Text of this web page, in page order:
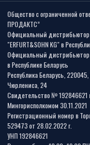
Общество с ограниченной
ПРОДАКТС”
Официальный
"ERFURT&SOHN KG" в
Официальный дистрибьютор
в Республике Беларусь
Республика Беларусь, 220045,
Чюрлениса, 24
Свидетельство №
Мингорисполкомом 30.11.2021
Регистрационный номер в
529473 от 28.02.2022 г.
УНП 192846621